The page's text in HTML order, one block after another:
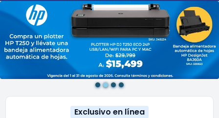
Exclusivo en línea